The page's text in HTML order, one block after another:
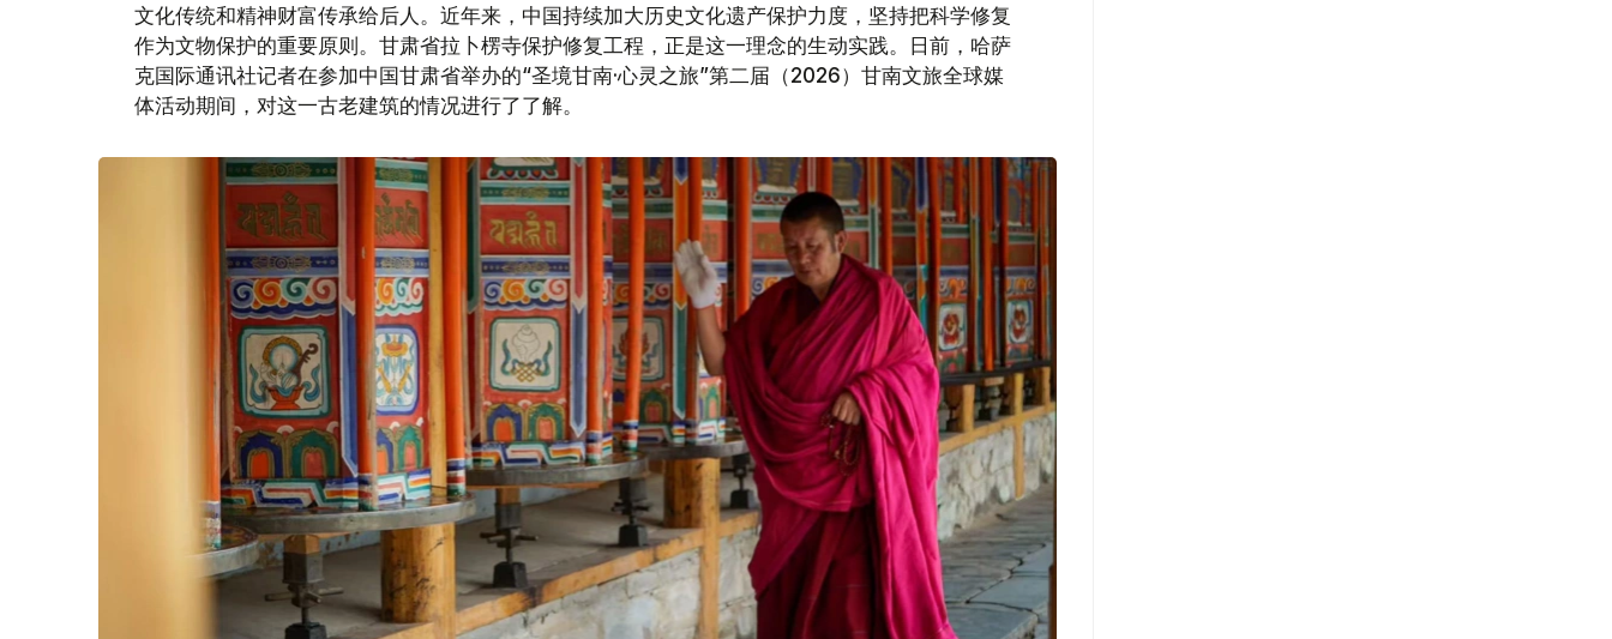
文化传统和精神财富传承给后人。近年来，中国持续加大历史文化遗产保护力度，坚持把科学修复
作为文物保护的重要原则。甘肃省拉卜楞寺保护修复工程，正是这一理念的生动实践。日前，哈萨
克国际通讯社记者在参加中国甘肃省举办的“圣境甘南·心灵之旅”第二届（2026）甘南文旅全球媒
体活动期间，对这一古老建筑的情况进行了了解。